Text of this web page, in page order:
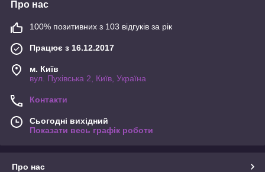
Про нас
100% позитивних з 103 відгуків за рік
Працює з 16.12.2017
м. Київ
вул. Пухівська 2, Київ, Україна
Контакти
Сьогодні вихідний
Показати весь графік роботи
Про нас